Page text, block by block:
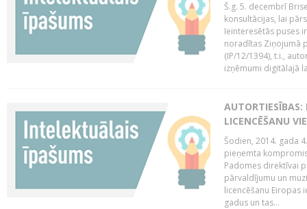
Š.g. 5. decembrī
konsultācijas, lai
Ieinteresētās puses
noradītas Ziņojumā
(IP/12/1394), t.i.,
izņēmumi digitālajā
AUTORTIESĪBAS:
LICENCĒŠANU
Šodien, 2014. gada
pieņemta
Padomes direktīvai
pārvaldījumu un
licencēšanu Eiropas
gadus un tas...